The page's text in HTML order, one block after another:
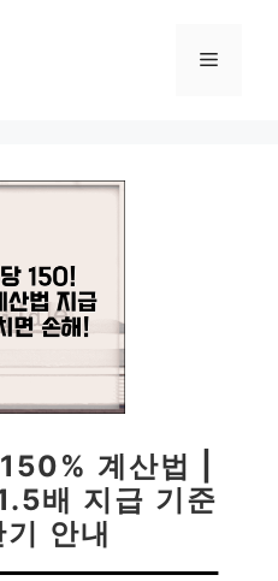
메
계산법 |
배 지급 기준
안내